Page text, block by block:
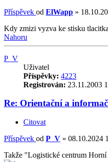
Příspěvek od ElWapp »
Kdy zmizi vyzva ke stisku
Nahoru
P_V
Uživatel
Příspěvky: 4223
Registrován: 23.11.2003
Re: Orientační a
Citovat
Příspěvek od P_V » 08.10.2024
Takže "Logistické centrum